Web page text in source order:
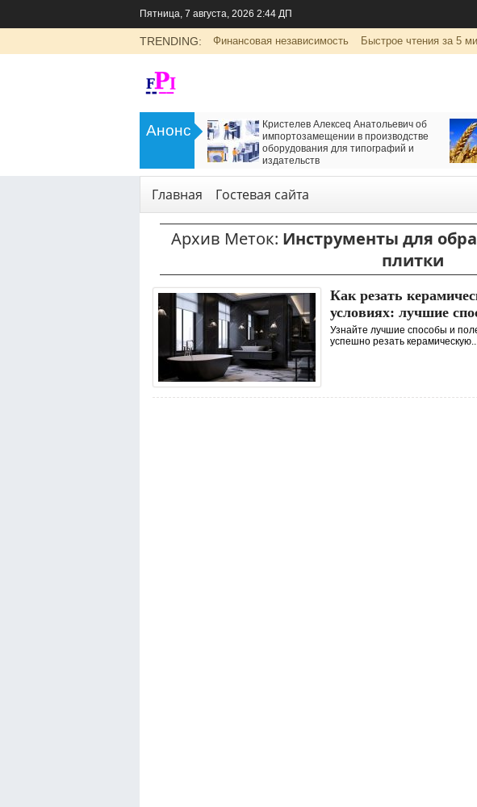
Пятница, 7 августа, 2026 2:44 ДП
TRENDING: Финансовая независимость Быстрое чтения за 5
Анонс
LADA Largus: универсальный
семейный автомобиль с российским
Кристелев Алексеq Анатольевич об
импортозамещении в производстве
оборудования для типографий и
издательств
Главная Гостевая сайта
Архив Меток: Инструменты для
плитки
Как резать
условиях: лучшие
Узнайте лучшие способы и
успешно резать